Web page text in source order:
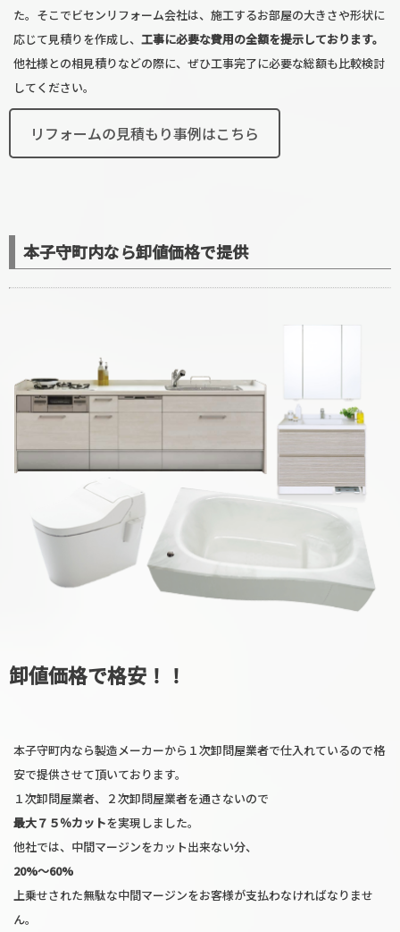
た。そこでビセンリフォーム会社は、施工するお部屋の大きさや形状に
応じて見積りを作成し、 工事に必要な費用の全額を提示しております。
他社様との相見積りなどの際に、ぜひ工事完了に必要な総額も比較検討
してください。
リフォームの見積もり事例はこちら
本子守町内なら卸値価格で提供
卸値価格で格安！！
本子守町内なら製造メーカーから１次卸問屋業者で仕入れているので格
安で提供させて頂いております。
１次卸問屋業者、２次卸問屋業者を通さないので
最大７５％カットを実現しました。
他社では、中間マージンをカット出来ない分、
20%〜60%
上乗せされた無駄な中間マージンをお客様が支払わなければなりませ
ん。